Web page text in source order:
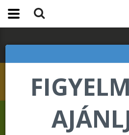
Szabó Regina üdvözli
internetes